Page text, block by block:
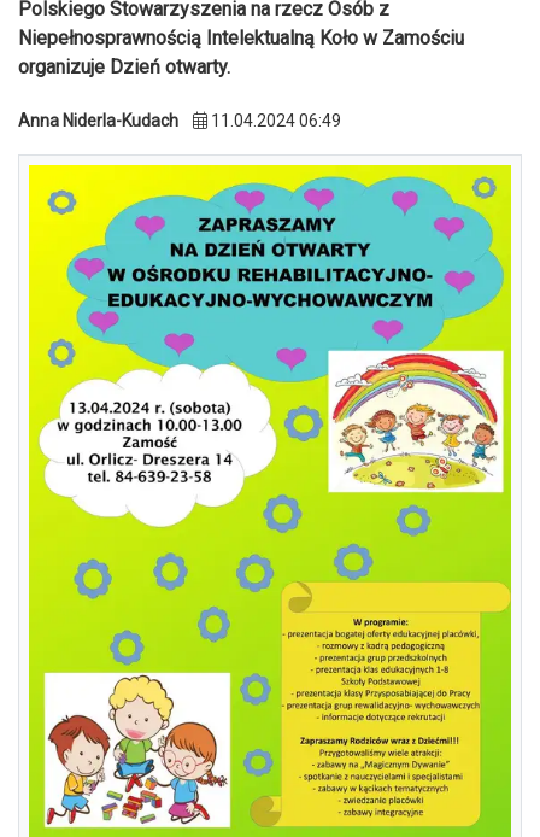
Polskiego Stowarzyszenia na rzecz Osób z
Niepełnosprawnością Intelektualną Koło w Zamościu
organizuje Dzień otwarty.
Anna Niderla-Kudach 11.04.2024 06:49